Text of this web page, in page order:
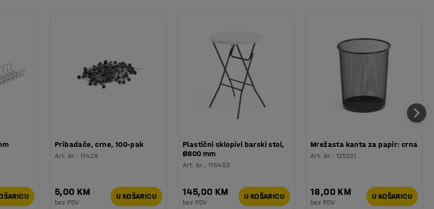
više prostora za spremanje ili možete
Pribadače, crne, 100-pak
Art. br.:11429
5,00 KM
bez PDV
U KOŠARICU
Plastični sklopivi barski stol,
Ø800 mm
Art. br.:116453
145,00 KM
bez PDV
U KOŠARICU
Mrežasta kanta za papir: crna
Art. br.:125221
18,00 KM
bez PDV
U KOŠARICU